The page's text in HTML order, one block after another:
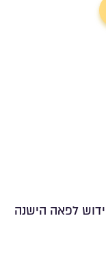
לפאה הישנה